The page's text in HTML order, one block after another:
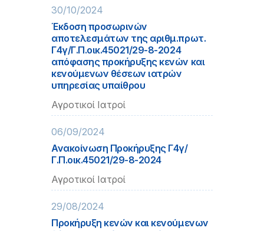
30/10/2024
Έκδοση προσωρινών
αποτελεσμάτων της αριθμ.πρωτ.
Γ4γ/Γ.Π.οικ.45021/29-8-2024
απόφασης προκήρυξης κενών και
κενούμενων θέσεων ιατρών
υπηρεσίας υπαίθρου
Αγροτικοί Ιατροί
06/09/2024
Ανακοίνωση Προκήρυξης Γ4γ/
Γ.Π.οικ.45021/29-8-2024
Αγροτικοί Ιατροί
29/08/2024
Προκήρυξη κενών και κενούμενων